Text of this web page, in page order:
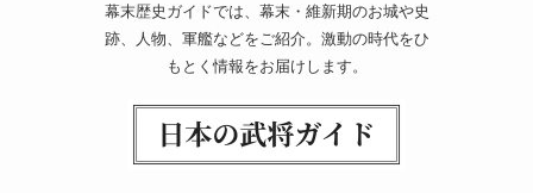
幕末歴史ガイドでは、幕末・維新期のお城や史
跡、人物、軍艦などをご紹介。激動の時代をひ
もとく情報をお届けします。